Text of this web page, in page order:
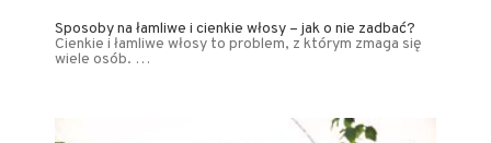
Sposoby na łamliwe i cienkie włosy – jak o nie zadbać?
Cienkie i łamliwe włosy to problem, z którym zmaga się
wiele osób. …